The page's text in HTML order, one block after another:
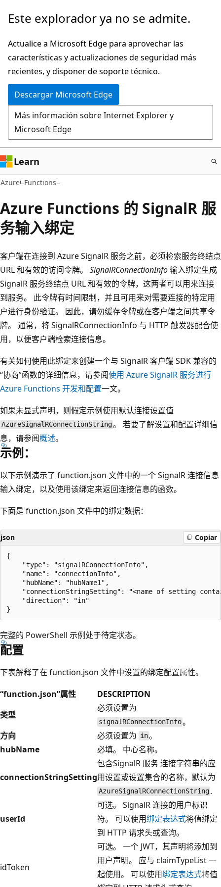
Ir
contenido
principal
Este explorador ya no se admite.
Actualice a Microsoft Edge para aprovechar las
características y actualizaciones de seguridad más
recientes, y disponer de soporte técnico.
Descargar Microsoft Edge
Más información sobre Internet Explorer y
Microsoft Edge
Learn
Azure Functions
Azure Functions 的 SignalR 服
务输入绑定
客户端在连接到 Azure SignalR 服务之前，必须检索服务终结点
URL 和有效的访问令牌。 SignalRConnectionInfo输入绑定生成
SignalR 服务终结点 URL 和有效的令牌，这两者可以用来连接
到服务。 此令牌有时间限制，并且可用来对需要连接的特定用
户进行身份验证。 因此，请勿缓存令牌或在客户端之间共享令
牌。 通常，将 SignalRConnectionInfo 与 HTTP 触发器配合使
用，以便客户端检索连接信息。
有关如何使用此绑定来创建一个与 SignalR 客户端 SDK 兼容的
“协商”函数的详细信息，请参阅使用 Azure SignalR 服务进行
Azure Functions 开发和配置一文。
如果未显式声明，则假定示例使用默认连接设置值
AzureSignalRConnectionString。 若要了解设置和配置详细信
息，请参阅概述。
示例：
以下示例演示了 function.json 文件中的一个 SignalR 连接信息
输入绑定，以及使用该绑定来返回连接信息的函数。
下面是 function.json 文件中的绑定数据：
json Copiar
{
    "type": "signalRConnectionInfo",
    "name": "connectionInfo",
    "hubName": "hubName1",
"connectionStringSetting": "<name of setting
    "direction": "in"
完整的 PowerShell 示例处于待定状态。
配置
下表解释了在 function.json 文件中设置的绑定配置属性。
“function.json”属性
DESCRIPTION
类型
必须设置为
signalRConnectionInfo。
方向
必须设置为 in。
hubName
必填。 中心名称。
connectionStringSetting
包含SignalR 服务 连接字符串的应
用设置或设置集合的名称，默认为
AzureSignalRConnectionString .
userId
可选。 SignalR 连接的用户标识
符。 可以使用绑定表达式将值绑定
到 HTTP 请求头或查询。
idToken
可选。 一个 JWT，其声明将添加到
用户声明。 应与 claimTypeList 一
起使用。 可以使用绑定表达式将值